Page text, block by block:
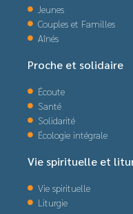
Jeunes
Couples et Familles
Aînés
Proche et solidaire
Écoute
Santé
Solidarité
Écologie intégrale
Vie spirituelle et
Vie spirituelle
Liturgie